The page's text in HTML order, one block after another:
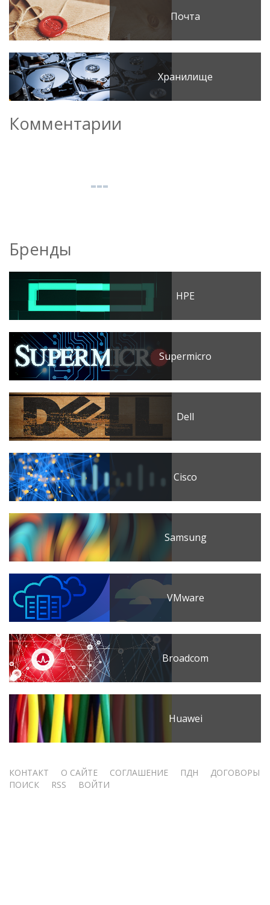
Почта
Хранилище
Комментарии
Бренды
HPE
Supermicro
Dell
Cisco
Samsung
VMware
Broadcom
Huawei
Меню
КОНТАКТ О САЙТЕ СОГЛАШЕНИЕ ПДН
ДОГОВОРЫ
ПОИСК
RSS ВОЙТИ